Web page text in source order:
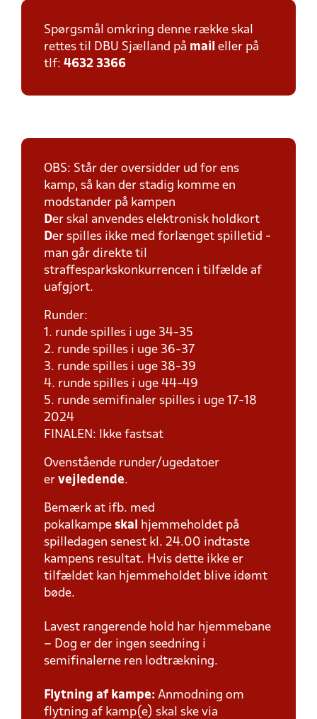
Spørgsmål omkring denne række skal
rettes til DBU Sjælland på mail eller på
tlf: 4632 3366
OBS: Står der oversidder ud for ens
kamp, så kan der stadig komme en
modstander på kampen
Der skal anvendes elektronisk holdkort
Der spilles ikke med forlænget spilletid -
man går direkte til
straffesparkskonkurrencen i tilfælde af
uafgjort.
Runder:
1. runde spilles i uge 34-35
2. runde spilles i uge 36-37
3. runde spilles i uge 38-39
4. runde spilles i uge 44-49
5. runde semifinaler spilles i uge 17-18
2024
FINALEN: Ikke fastsat
Ovenstående runder/ugedatoer
er vejledende.
Bemærk at ifb. med
pokalkampe skal
hjemmeholdet på
spilledagen senest kl. 24.00 indtaste
kampens resultat. Hvis dette ikke er
tilfældet kan hjemmeholdet blive idømt
bøde.
Lavest rangerende hold har hjemmebane
– Dog er der ingen seedning i
semifinalerne ren lodtrækning.
Flytning af kampe: Anmodning om
flytning af kamp(e) skal ske via